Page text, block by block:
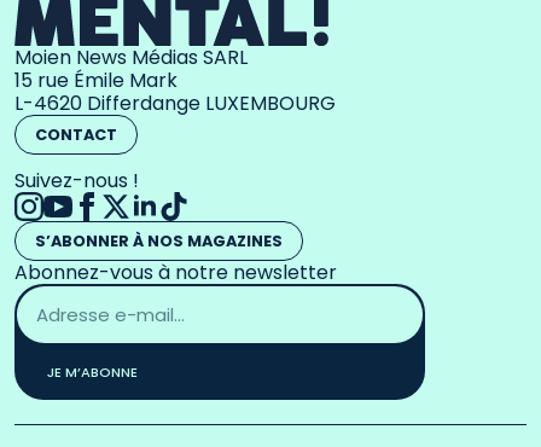
Moien News Médias SARL
15 rue Émile Mark
L-4620 Differdange LUXEMBOURG
CONTACT
Suivez-nous !
S’ABONNER À NOS MAGAZINES
Abonnez-vous à notre newsletter
Adresse
email
*
JE M’ABONNE